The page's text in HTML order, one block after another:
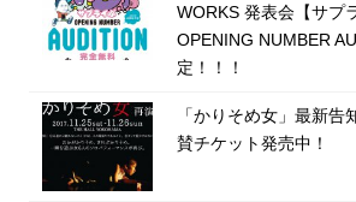
WORKS 発表会【サプ
OPENING NUMBER
定！！！
「かりそめ女」最新
賛チケット発売中！